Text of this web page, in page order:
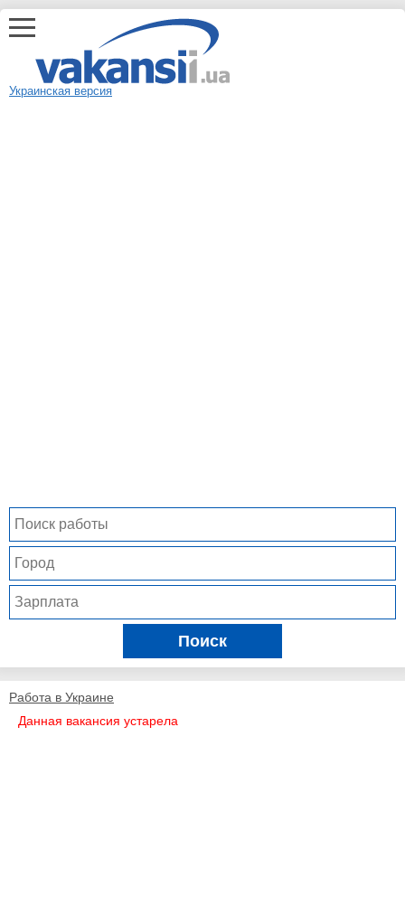
Украинская версия
Поиск
Работа в Украине
Данная вакансия устарела